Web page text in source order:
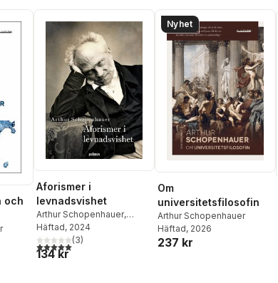
och
antal röster:
Aforismer i
levnadsvishet
Arthur Schopenhauer,
Gustav Almlöfs Bokförlag
Zoferos
Häftad, 2024
5,0utav 5 stjärnor. Totalt antal röster:
(3)
134 kr
Nyhet
Om
universitetsfilosofin
Arthur Schopenhauer
Häftad, 2026
237 kr